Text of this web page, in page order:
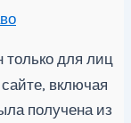
только для лиц
включая
получена из